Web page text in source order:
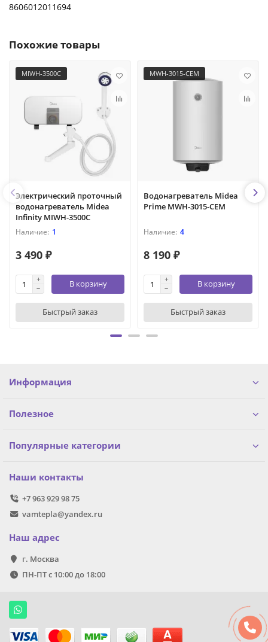
8606012011694
Похожие товары
MIWH-3500C
Электрический проточный
водонагреватель Midea
Infinity MIWH-3500C
1
3 490 ₽
В корзину
Быстрый заказ
MWH-3015-CEM
Водонагреватель Midea
Prime MWH-3015-CEM
4
8 190 ₽
В корзину
Быстрый заказ
Информация
Полезное
Популярные категории
Наши контакты
+7 963 929 98 75
vamtepla@yandex.ru
Наш адрес
г. Москва
ПН-ПТ с 10:00 до 18:00